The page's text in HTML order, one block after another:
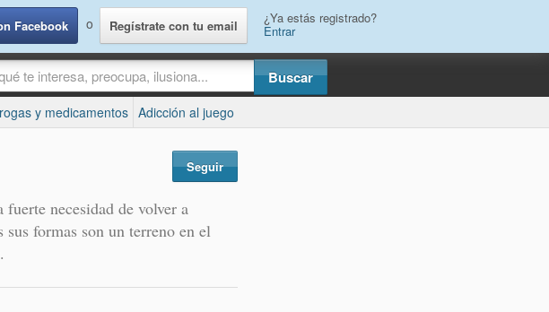
Facebook o Regístrate con tu email ¿Ya estás registrado?
Entrar
y medicamentos Adicción al juego
Seguir
fuerte necesidad de volver a
formas son un terreno en el